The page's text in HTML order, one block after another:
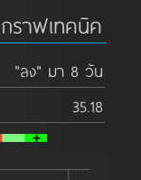
กราฟเทคนิค
"ลง" มา 8 วัน
35.18